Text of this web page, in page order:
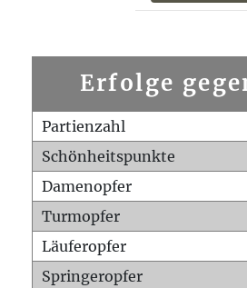
Erfolge
Partienzahl
Schönheitspunkte
Damenopfer
Turmopfer
Läuferopfer
Springeropfer